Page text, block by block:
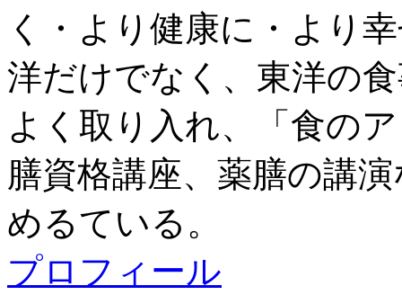
く・より健康に・より
洋だけでなく、東洋の
よく取り入れ、「食の
膳資格講座、薬膳の講
めるている。
プロフィール